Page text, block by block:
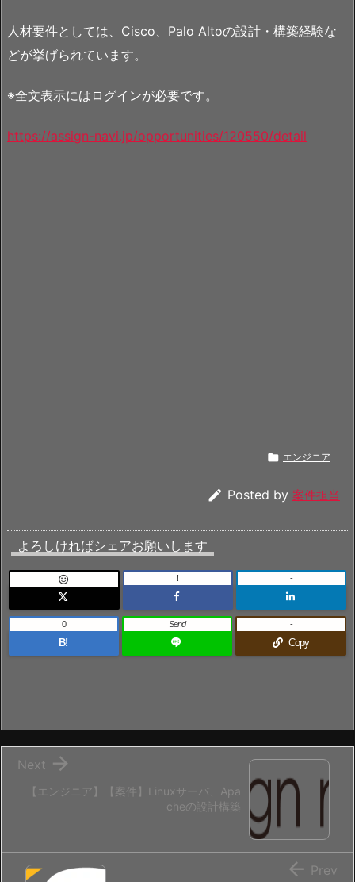
人材要件としては、Cisco、Palo Altoの設計・構築経験な
どが挙げられています。
※全文表示にはログインが必要です。
https://assign-navi.jp/opportunities/120550/detail
 エンジニア
 Posted by 案件担当
よろしければシェアお願いします
 ! -
B!
0 Send
Copy
-
【エンジニア】【案件】Linuxサーバ、Apa
cheの設計構築

Next
 Prev